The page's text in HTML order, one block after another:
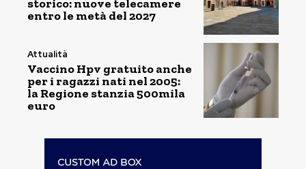
storico: nuove telecamere
entro le metà del 2027
Attualità
Vaccino Hpv gratuito anche
per i ragazzi nati nel 2005:
la Regione stanzia 500mila
euro